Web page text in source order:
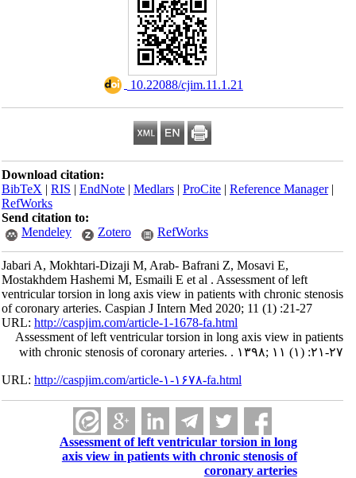
‎ 10.22088/cjim.11.1.21
Download citation:
BibTeX|RIS|EndNote|Medlars|ProCite|Reference Manager
RefWorks
Send citation to:
Mendeley
Zotero RefWorks
Jabari A, Mokhtari-Dizaji M, Arab- Bafrani Z, Mosavi E,
Mostakhdem Hashemi M, Esmaili E et al . Assessment of left
ventricular torsion in long axis view in patients with chronic stenosis
of coronary arteries. Caspian J Intern Med 2020; 11 (1) :21-27
URL:http://caspjim.com/article-1-1678-fa.html
Assessment of left ventricular torsion in long axis view in patients
with chronic stenosis of coronary arteries. . ۱۳۹۸; ۱۱ (۱) :۲۱-۲۷
URL:http://caspjim.com/article-۱-۱۶۷۸-fa.html
Assessment of left ventricular torsion in long
axis view in patients with chronic stenosis of
coronary arteries